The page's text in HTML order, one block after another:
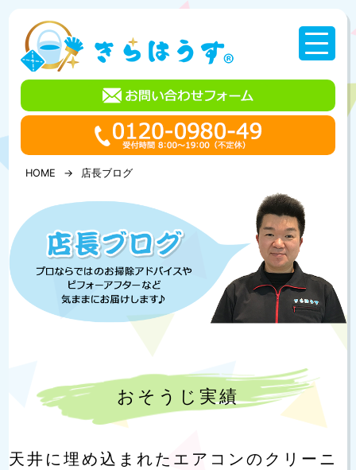
プ
HOME 店長ブログ
おそうじ実績
天井に埋め込まれたエアコンのクリーニ